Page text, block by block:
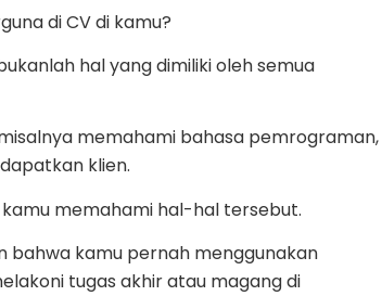
di CV di kamu?
hal yang dimiliki oleh semua
memahami bahasa pemrograman,
klien.
memahami hal-hal tersebut.
bahwa kamu pernah menggunakan
tugas akhir atau magang di